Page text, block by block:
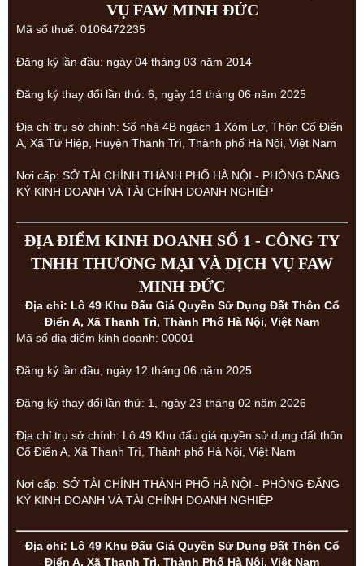
VỤ FAW MINH ĐỨC
Mã số thuế: 0106472235
Đăng ký lần đầu: ngày 04 tháng 03 năm 2014
Đăng ký thay đổi lần thứ: 6, ngày 18 tháng 06 năm 2025
Địa chỉ trụ sở chính: Số nhà 4B ngách 1 Xóm Lợ, Thôn Cổ Điển
A, Xã Tứ Hiệp, Huyện Thanh Trì, Thành phố Hà Nội, Việt Nam
Nơi cấp: SỞ TÀI CHÍNH THÀNH PHỐ HÀ NỘI - PHÒNG ĐĂNG
KÝ KINH DOANH VÀ TÀI CHÍNH DOANH NGHIỆP
ĐỊA ĐIỂM KINH DOANH SỐ 1 - CÔNG TY
TNHH THƯƠNG MẠI VÀ DỊCH VỤ FAW
MINH ĐỨC
Địa chỉ: Lô 49 Khu Đấu Giá Quyền Sử Dụng Đất Thôn Cổ
Điển A, Xã Thanh Trì, Thành Phố Hà Nội, Việt Nam
Mã số địa điểm kinh doanh: 00001
Đăng ký lần đầu, ngày 12 tháng 06 năm 2025
Đăng ký thay đổi lần thứ: 1, ngày 23 tháng 02 năm 2026
Địa chỉ trụ sở chính: Lô 49 Khu đấu giá quyền sử dụng đất thôn
Cổ Điển A, Xã Thanh Trì, Thành phố Hà Nội, Việt Nam
Nơi cấp: SỞ TÀI CHÍNH THÀNH PHỐ HÀ NỘI - PHÒNG ĐĂNG
KÝ KINH DOANH VÀ TÀI CHÍNH DOANH NGHIỆP
Địa chỉ: Lô 49 Khu Đấu Giá Quyền Sử Dụng Đất Thôn Cổ
Điển A, Xã Thanh Trì, Thành Phố Hà Nội, Việt Nam